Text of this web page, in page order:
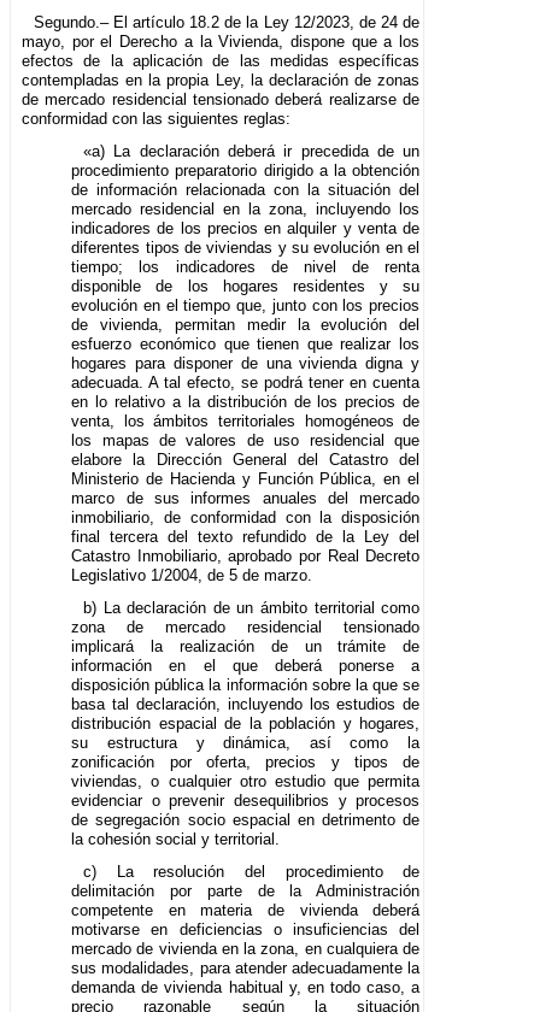
Segundo.– El artículo 18.2 de la Ley 12/2023, de 24 de
mayo, por el Derecho a la Vivienda, dispone que a los
efectos de la aplicación de las medidas específicas
contempladas en la propia Ley, la declaración de zonas
de mercado residencial tensionado deberá realizarse de
conformidad con las siguientes reglas:
«a) La declaración deberá ir precedida de un
procedimiento preparatorio dirigido a la obtención
de información relacionada con la situación del
mercado residencial en la zona, incluyendo los
indicadores de los precios en alquiler y venta de
diferentes tipos de viviendas y su evolución en el
tiempo; los indicadores de nivel de renta
disponible de los hogares residentes y su
evolución en el tiempo que, junto con los precios
de vivienda, permitan medir la evolución del
esfuerzo económico que tienen que realizar los
hogares para disponer de una vivienda digna y
adecuada. A tal efecto, se podrá tener en cuenta
en lo relativo a la distribución de los precios de
venta, los ámbitos territoriales homogéneos de
los mapas de valores de uso residencial que
elabore la Dirección General del Catastro del
Ministerio de Hacienda y Función Pública, en el
marco de sus informes anuales del mercado
inmobiliario, de conformidad con la disposición
final tercera del texto refundido de la Ley del
Catastro Inmobiliario, aprobado por Real Decreto
Legislativo 1/2004, de 5 de marzo.
b) La declaración de un ámbito territorial como
zona de mercado residencial tensionado
implicará la realización de un trámite de
información en el que deberá ponerse a
disposición pública la información sobre la que se
basa tal declaración, incluyendo los estudios de
distribución espacial de la población y hogares,
su estructura y dinámica, así como la
zonificación por oferta, precios y tipos de
viviendas, o cualquier otro estudio que permita
evidenciar o prevenir desequilibrios y procesos
de segregación socio espacial en detrimento de
la cohesión social y territorial.
c) La resolución del procedimiento de
delimitación por parte de la Administración
competente en materia de vivienda deberá
motivarse en deficiencias o insuficiencias del
mercado de vivienda en la zona, en cualquiera de
sus modalidades, para atender adecuadamente la
demanda de vivienda habitual y, en todo caso, a
precio razonable según la situación